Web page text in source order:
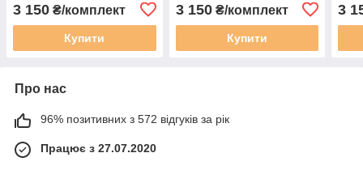
3 150 ₴/комплект
Купити
3 150₴/комплект
Купити
3
Про нас
96% позитивних з 572 відгуків за рік
Працює з 27.07.2020